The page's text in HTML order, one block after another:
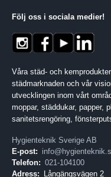
Följ oss i sociala medier!
Våra städ- och
städmarknaden och vår
utvecklingen inom vårt
moppar, städdukar, papper,
sanitetsrengöring,
Hygienteknik Sverige AB
E-post:
Telefon: 021-104100
Adress:
Långängsvägen 2